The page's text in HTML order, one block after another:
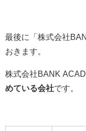
最後に「株式会社
おきます。
株式会社BANK
めている会社です。